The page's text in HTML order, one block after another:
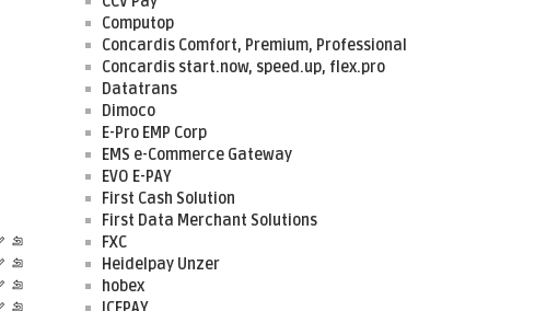
Computop
Concardis Comfort, Premium, Professional
Concardis start.now, speed.up, flex.pro
Datatrans
Dimoco
E-Pro EMP Corp
EMS e-Commerce Gateway
EVO E-PAY
First Cash Solution
First Data Merchant Solutions
FXC
Heidelpay Unzer
hobex